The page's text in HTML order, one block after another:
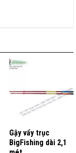
Gậy vẩy trục
BigFishing dài 2,1